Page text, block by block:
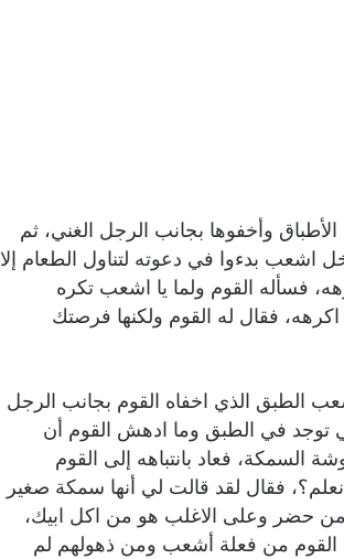
وأخفوها بجانب الرجل الغني، ثم
اشعب بدءوا في دعوته لتناول الطعام إلا
فسأله القوم ولما يا اشعب تكره
فقال له القوم ولكنها فرصتك
الطبق الذي اخفاه القوم بجانب الرجل
توجد في الطبق وما ادهش القوم أن
السمكة، فعاد بانتباهه إلى القوم
فقال لقد قالت لي أنها سمكة صغير
من حضر وعلى الاغلب هو من اكل ابيك،
القوم من فعلة أشعب ومن ذهولهم لم